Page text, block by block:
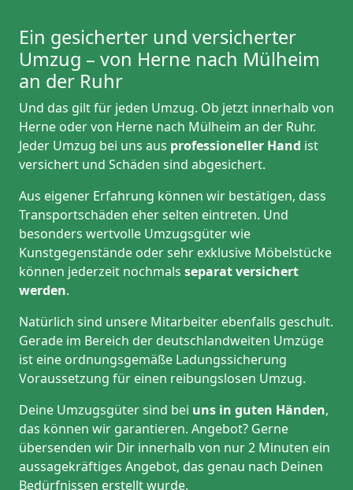
Ein gesicherter und versicherter
Umzug – von Herne nach Mülheim
an der Ruhr
Und das gilt für jeden Umzug. Ob jetzt innerhalb von
Herne oder von Herne nach Mülheim an der Ruhr.
Jeder Umzug bei uns aus professioneller Hand ist
versichert und Schäden sind abgesichert.
Aus eigener Erfahrung können wir bestätigen, dass
Transportschäden eher selten eintreten. Und
besonders wertvolle Umzugsgüter wie
Kunstgegenstände oder sehr exklusive Möbelstücke
können jederzeit nochmals separat versichert
werden.
Natürlich sind unsere Mitarbeiter ebenfalls geschult.
Gerade im Bereich der deutschlandweiten Umzüge
ist eine ordnungsgemäße Ladungssicherung
Voraussetzung für einen reibungslosen Umzug.
Deine Umzugsgüter sind bei uns in guten Händen,
das können wir garantieren. Angebot? Gerne
übersenden wir Dir innerhalb von nur 2 Minuten ein
aussagekräftiges Angebot, das genau nach Deinen
Bedürfnissen erstellt wurde.